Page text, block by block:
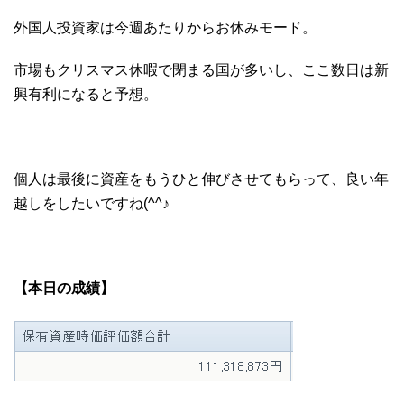
外国人投資家は今週あたりからお休みモード。
市場もクリスマス休暇で閉まる国が多いし、ここ数日は新
興有利になると予想。
個人は最後に資産をもうひと伸びさせてもらって、良い年
越しをしたいですね(^^♪
【本日の成績】